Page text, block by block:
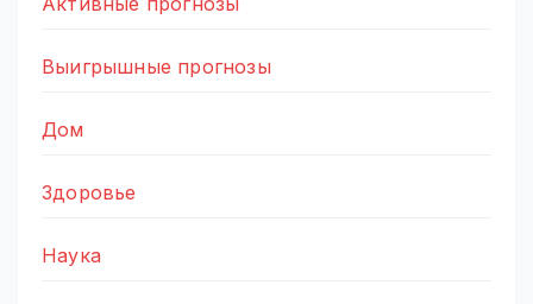
Выигрышные прогнозы
Дом
Здоровье
Наука